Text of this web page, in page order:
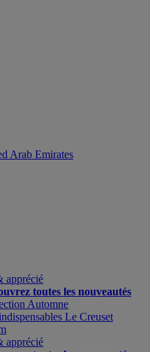
Arab Emirates
apprécié
toutes les nouveautés
Automne
Le Creuset
apprécié